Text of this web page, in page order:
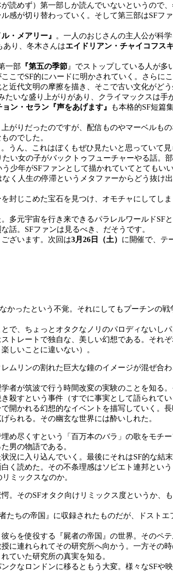
読めず）第一部しか読んでいないというので
感が切り替わっていく。そして第三部はSFフ
・メアリー』 。一人のおじさんの主人公が科
あり、冬木さんはエイドリアン・チャイコフス
一部 『第五の季節』でストップしている人が多
こでSF的にハードに明かされていく。さらに
近代文明の摩擦を描き、そこで古い文化がど
いな盛り上がりがあり、クライマックスは手
ョン・セラン『声をあげます』
も本格的SF短篇
りだったのですが、配信ものやマーベルも
のでした。
うん、これはぼくもぜひ見たいと思っていて見
い女の子がバックトゥフューチャーやる話。
少年がSFファンとして描かれていてとてもいい
く人生の停滞というメタファーからどう抜け
封じこめた宝石を見つけ、オモチャにしてし
多元宇宙を行き来できるパラレルワールドSF
話。SFファンは見るべき、だそうです。
ざいます。次回は3月26日（土） に開催で、テ
ったという不覚。それにしてもプーチンの
、ちょっとオタクなノリのパロディないし
トレートで独自な、美しい幻想である。それ
しいことに違いない）。
ムリンの割れた巨大な鐘のイメージが混ぜ合
が筑波で行う時間改変の実験のことを知る
すという事件（すでに事実として語られて
かれる幻想的なイベントを描写していく。
られる。その幽玄な世界には酔いしれた。
め尽くすという「百万本のバラ」の歌をモチ
男の物語である。
況に入り込んでいく。最後にそれはSF的な
く読めた。その不条理感はソビエト連邦とい
ミックスなのか。
。そのSFオタク向けリミックス度というか、
ちの帝国』に収録されたものだが、ドスト
を使役する『屍者の帝国』の世界。そのペ
に連れられてその研究所へ向かう。一方その
ていた研究所の真実を知る。
なロンドンに移るともう大変。様々なSFや